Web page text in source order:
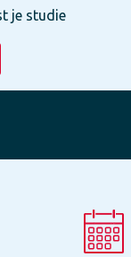
je studie